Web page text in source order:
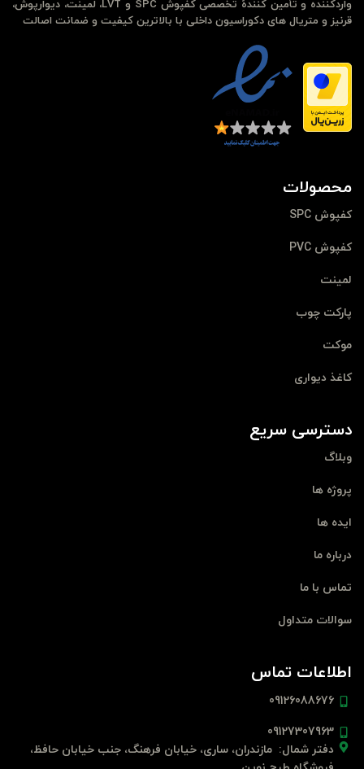
واردکننده و تأمین کنندهٔ تخصصی کفپوش SPC و LVT، لمینت، دیوارپوش،
قرنیز و متریال های دکوراسیون داخلی با بالاترین کیفیت و ضمانت اصالت
محصولات
کفپوش SPC
کفپوش PVC
لمینت
پارکت چوب
موکت
کاغذ دیواری
دسترسی سریع
وبلاگ
پروژه ها
ایده ها
درباره ما
تماس با ما
سوالات متداول
اطلاعات تماس
09126088676
09127307963
دفتر شمال: مازندران، ساری، خیابان فرهنگ، جنب خیابان حافظ،